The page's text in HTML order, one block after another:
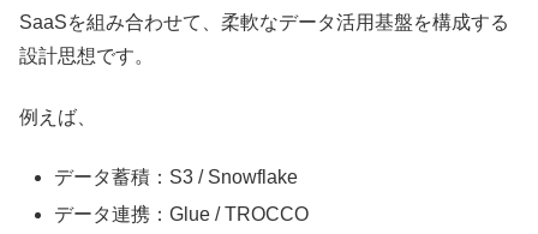
SaaSを組み合わせて、柔軟なデータ活用基盤を構成する
設計思想です。
例えば、
データ蓄積：S3 / Snowflake
データ連携：Glue / TROCCO